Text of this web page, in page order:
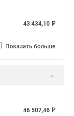
43 434,10 ₽
Показать больше
46 507,46 ₽